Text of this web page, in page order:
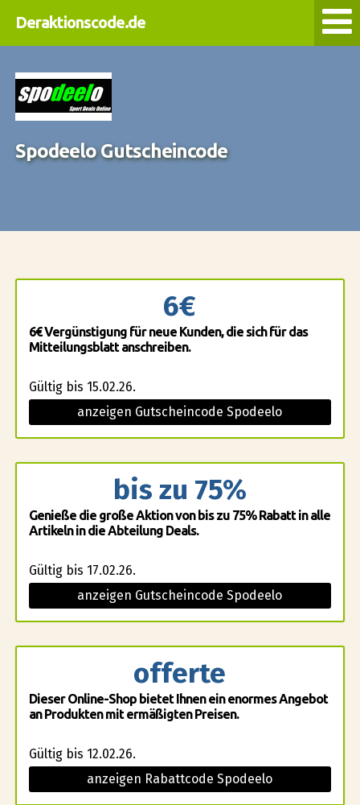
Deraktionscode.de
Spodeelo Gutscheincode
6€
6€ Vergünstigung für neue Kunden, die sich für das
Mitteilungsblatt anschreiben.
Gültig bis 15.02.26.
anzeigen Gutscheincode Spodeelo
bis zu 75%
Genieße die große Aktion von bis zu 75% Rabatt in alle
Artikeln in die Abteilung Deals.
Gültig bis 17.02.26.
anzeigen Gutscheincode Spodeelo
offerte
Dieser Online-Shop bietet Ihnen ein enormes Angebot
an Produkten mit ermäßigten Preisen.
Gültig bis 12.02.26.
anzeigen Rabattcode Spodeelo